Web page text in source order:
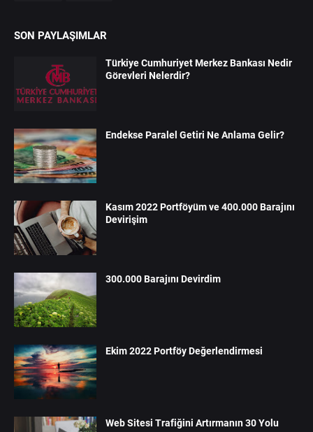
SON PAYLAŞIMLAR
Türkiye Cumhuriyet Merkez Bankası Nedir
Görevleri Nelerdir?
Endekse Paralel Getiri Ne Anlama Gelir?
Kasım 2022 Portföyüm ve 400.000 Barajını
Devirişim
300.000 Barajını Devirdim
Ekim 2022 Portföy Değerlendirmesi
Web Sitesi Trafiğini Artırmanın 30 Yolu